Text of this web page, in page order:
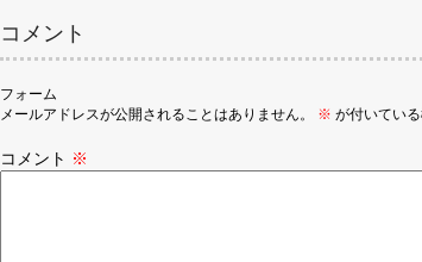
コメント
フォーム
メールアドレスが公開されることはありません。
※ が付いてい
コメント ※